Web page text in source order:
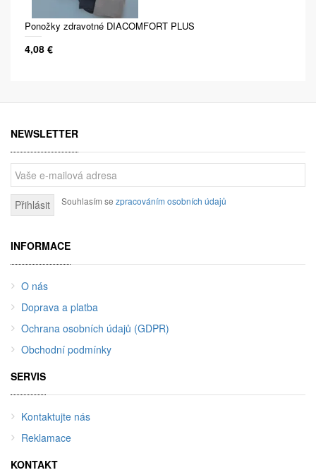
Ponožky zdravotné DIACOMFORT PLUS
4,08 €
NEWSLETTER
Přihlásit Souhlasím se zpracováním osobních údajů
INFORMACE
O nás
Doprava a platba
Ochrana osobních údajů (GDPR)
Obchodní podmínky
SERVIS
Kontaktujte nás
Reklamace
KONTAKT